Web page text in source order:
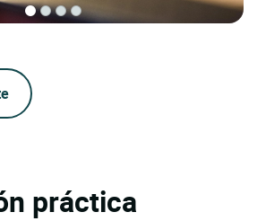
práctica